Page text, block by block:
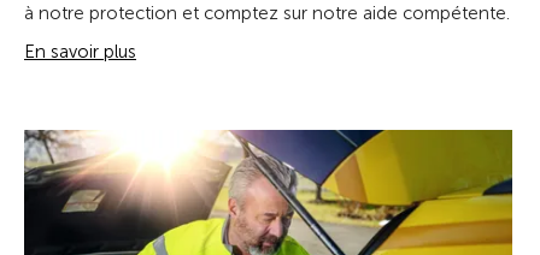
à notre protection et comptez sur notre aide compétente.
En savoir plus